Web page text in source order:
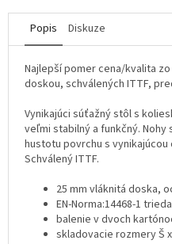
Popis Diskuze
Najlepší pomer cena/kvalita
doskou, schválených ITTF,
Vynikajúci súťažný stôl s
veľmi stabilný a funkčný. Nohy
hustotu povrchu s
Schválený ITTF.
25 mm vláknitá doska,
EN-Norma:14468-1
balenie v dvoch
skladovacie rozmery Š x